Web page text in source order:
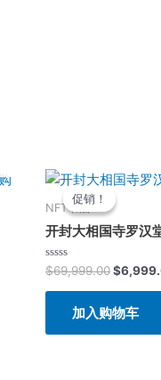
促销！
促销！
NFT书店
开封大相国寺罗汉
评
分
0
$69,999.00
原
价
为：
$
加入购物车